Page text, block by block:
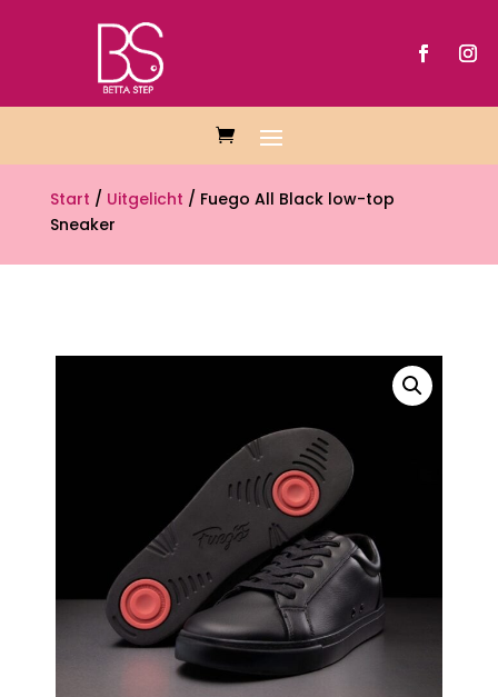
Start / Uitgelicht / Fuego All Black low-top
Sneaker